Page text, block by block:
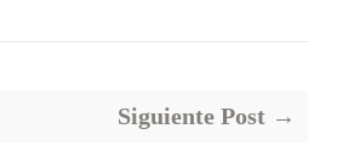
Siguiente Post →